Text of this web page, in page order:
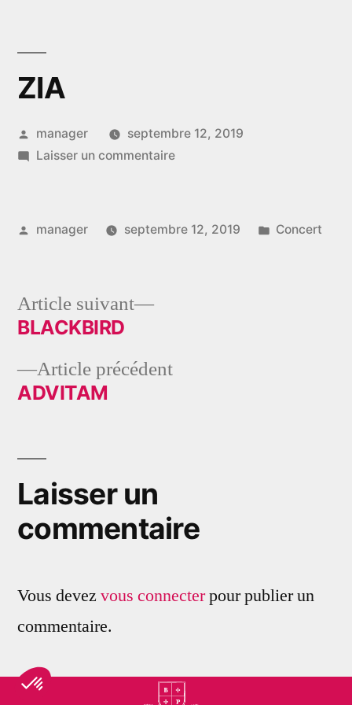
contenu
ZIA
Publié
par
manager
septembre 12, 2019
Laisser un commentairesur
Publié
manager septembre 12, 2019
Publié
Concert
Navigation
deArticle précédentArticle
ADVITAM
Article suivant
Article
BLACKBIRD
Laisser un
commentaire
Vous devez vous connecterpour publier un
commentaire.